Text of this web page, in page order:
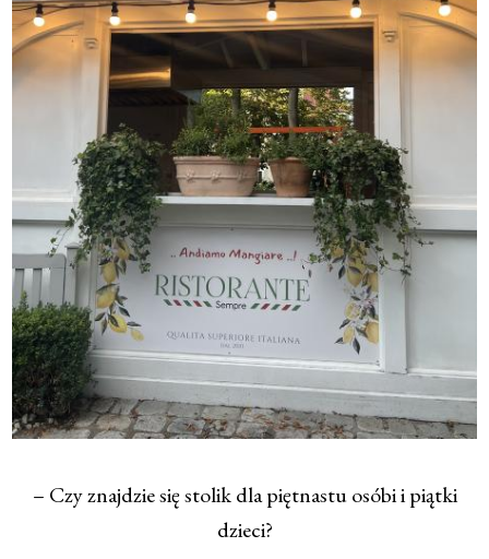
– Czy znajdzie się stolik dla piętnastu osóbi i piątki
dzieci?